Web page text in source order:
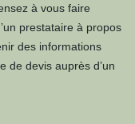
à vous faire
prestataire à propos
des informations
de devis auprès d’un